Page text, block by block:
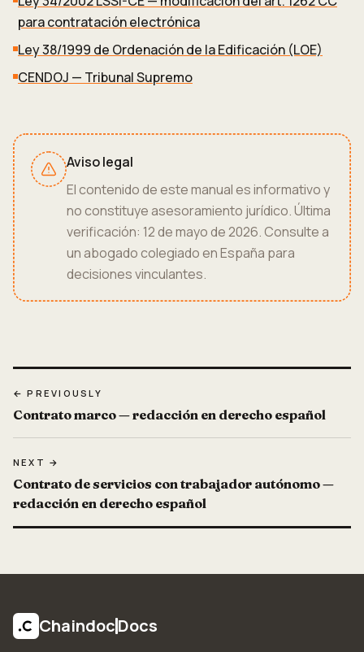
para contratación electrónica
Ley 38/1999 de Ordenación de la Edificación (LOE)
CENDOJ — Tribunal Supremo
Aviso legal
El contenido de este manual es informativo y
no constituye asesoramiento jurídico. Última
verificación: 12 de mayo de 2026. Consulte a
un abogado colegiado en España para
decisiones vinculantes.
← PREVIOUSLY
Contrato marco — redacción en derecho español
NEXT →
Contrato de servicios con trabajador autónomo —
redacción en derecho español
ChaindocDocs